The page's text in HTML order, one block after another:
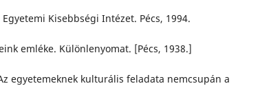
Kisebbségi Intézet. Pécs, 1994.
emléke. Különlenyomat. [Pécs, 1938.]
egyetemeknek kulturális feladata nemcsupán a